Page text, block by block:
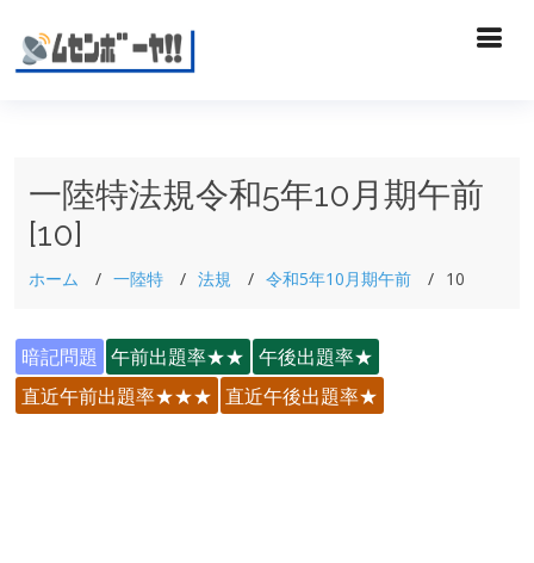
一陸特法規令和5年10月期午前
[10]
ホーム 一陸特 法規 令和5年10月期午前 10
暗記問題 午前出題率★★ 午後出題率★
直近午前出題率★★★ 直近午後出題率★